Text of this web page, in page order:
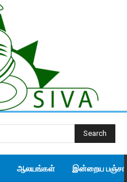
Search
ஆலயங்கள் இன்றைய